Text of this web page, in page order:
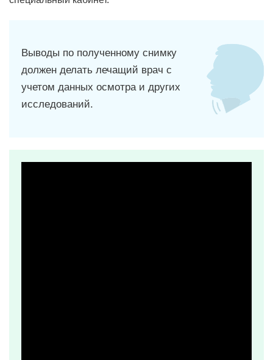
Выводы по полученному снимку
должен делать лечащий врач с
учетом данных осмотра и других
исследований.